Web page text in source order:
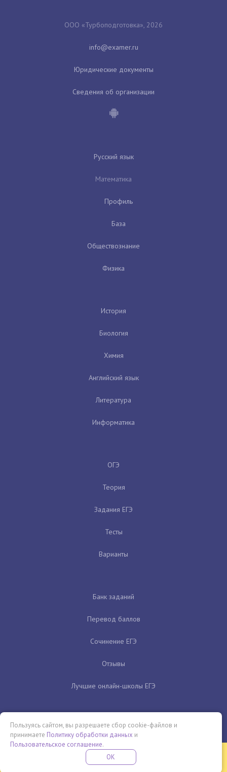
ООО «Турбоподготовка», 2026
Юридические документы
Сведения об организации
Русский язык
Математика
Профиль
База
Обществознание
Физика
История
Биология
Химия
Английский язык
Литература
Информатика
ОГЭ
Теория
Задания ЕГЭ
Тесты
Варианты
Банк заданий
Перевод баллов
Сочинение ЕГЭ
Отзывы
Лучшие онлайн-школы ЕГЭ
Бесплатная летняя школа
ПРОВЕДИ ЭТО ЛЕТО С ПОЛЬЗОЙ
Пользуясь сайтом, вы разрешаете сбор cookie-файлов и
принимаете Политику обработки данных и
Пользовательское соглашение.
OK